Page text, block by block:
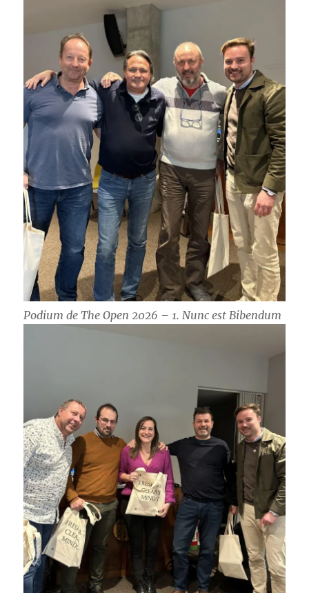
Podium de The Open 2026 – 1. Nunc est Bibendum